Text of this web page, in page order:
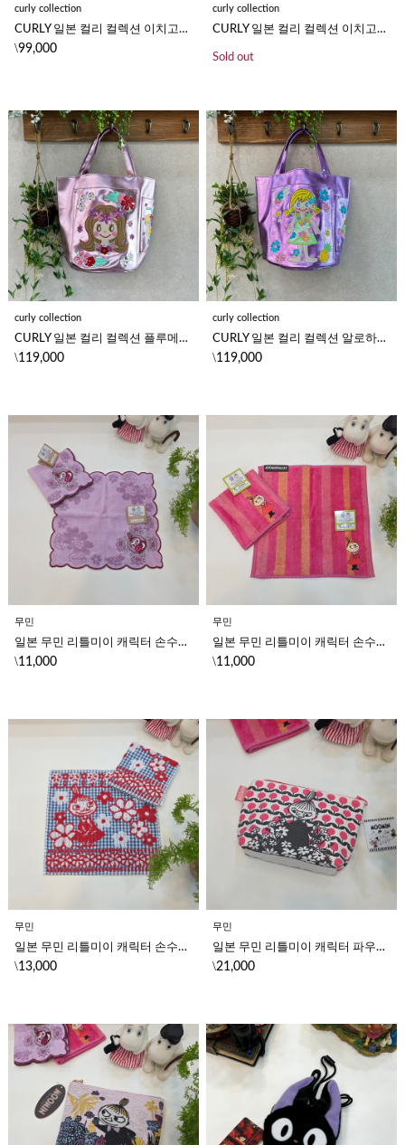
curly collection
CURLY 일본 컬리 컬렉션 이치고짱 캐릭터 골드 도트 미니 토트백 가벼운 외출 가방
\99,000
curly collection
CURLY 일본 컬리 컬렉션 이치고짱 캐릭터 실버 도트 미니 토트백 가벼운 외출 가방
Sold out
curly collection
CURLY 일본 컬리 컬렉션 플루메리아 캐릭터 핑크 컬러 토트백
\119,000
curly collection
CURLY 일본 컬리 컬렉션 알로하피 캐릭터 퍼플 컬러 토트백
\119,000
무민
일본 무민 리틀미이 캐릭터 손수건 미니 핸드 타월 (퍼플)
\11,000
무민
일본 무민 리틀미이 캐릭터 손수건 미니 핸드 타월 (핑크)
\11,000
무민
일본 무민 리틀미이 캐릭터 손수건 미니 핸드 타월 (플라워레이스)
\13,000
무민
일본 무민 리틀미이 캐릭터 파우치 귀여운 캐릭터 코튼 파우치 (꽃밭)
\21,000